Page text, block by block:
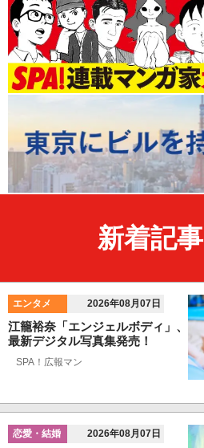
新着記事
エンタメ 2026年08月07日
江籠裕奈「エンジェルボディ」、
最新デジタル写真集発売！
SPA！広報マン
恋愛・結婚 2026年08月07日